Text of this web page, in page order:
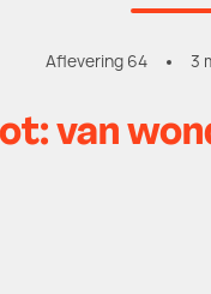
Aflevering 64 3
van